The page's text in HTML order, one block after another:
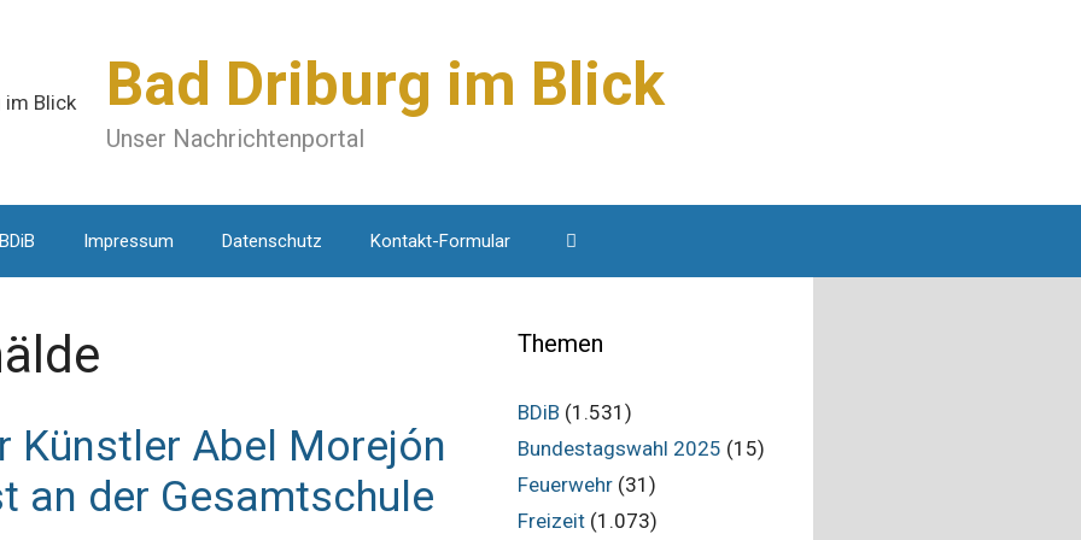
Bad Driburg im Blick
Unser Nachrichtenportal
Impressum Datenschutz Kontakt-Formular
Künstler Abel Morejón
an der Gesamtschule
Themen
BDiB (1.531)
Bundestagswahl 2025 (15)
Feuerwehr (31)
Freizeit (1.073)